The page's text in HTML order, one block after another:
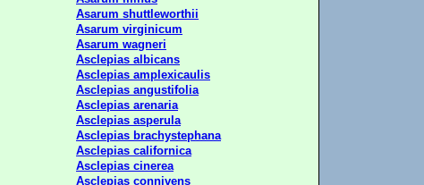
Asarum shuttleworthii
Asarum virginicum
Asarum wagneri
Asclepias albicans
Asclepias amplexicaulis
Asclepias angustifolia
Asclepias arenaria
Asclepias asperula
Asclepias brachystephana
Asclepias californica
Asclepias cinerea
Asclepias connivens